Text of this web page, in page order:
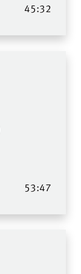
45:32
53:47